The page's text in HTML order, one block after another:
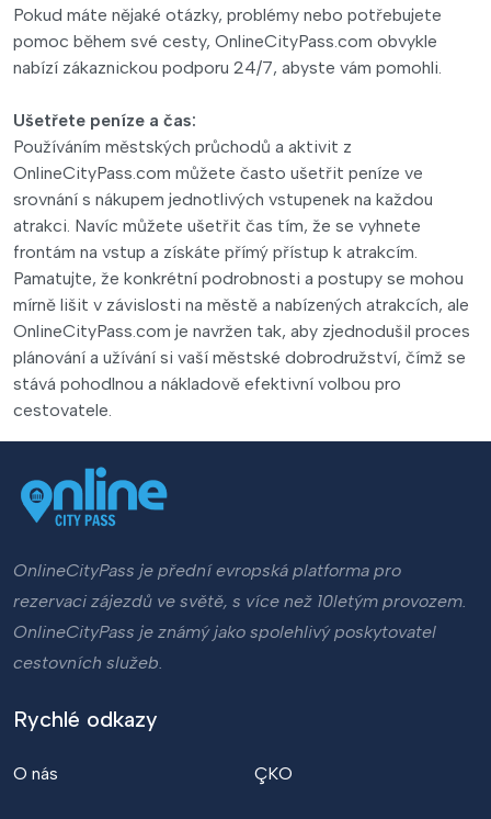
Pokud máte nějaké otázky, problémy nebo potřebujete
pomoc během své cesty, OnlineCityPass.com obvykle
nabízí zákaznickou podporu 24/7, abyste vám pomohli.
Ušetřete peníze a čas:
Používáním městských průchodů a aktivit z
OnlineCityPass.com můžete často ušetřit peníze ve
srovnání s nákupem jednotlivých vstupenek na každou
atrakci. Navíc můžete ušetřit čas tím, že se vyhnete
frontám na vstup a získáte přímý přístup k atrakcím.
Pamatujte, že konkrétní podrobnosti a postupy se mohou
mírně lišit v závislosti na městě a nabízených atrakcích, ale
OnlineCityPass.com je navržen tak, aby zjednodušil proces
plánování a užívání si vaší městské dobrodružství, čímž se
stává pohodlnou a nákladově efektivní volbou pro
cestovatele.
OnlineCityPass je přední evropská platforma pro
rezervaci zájezdů ve světě, s více než 10letým provozem.
OnlineCityPass je známý jako spolehlivý poskytovatel
cestovních služeb.
Rychlé odkazy
O nás ÇKO